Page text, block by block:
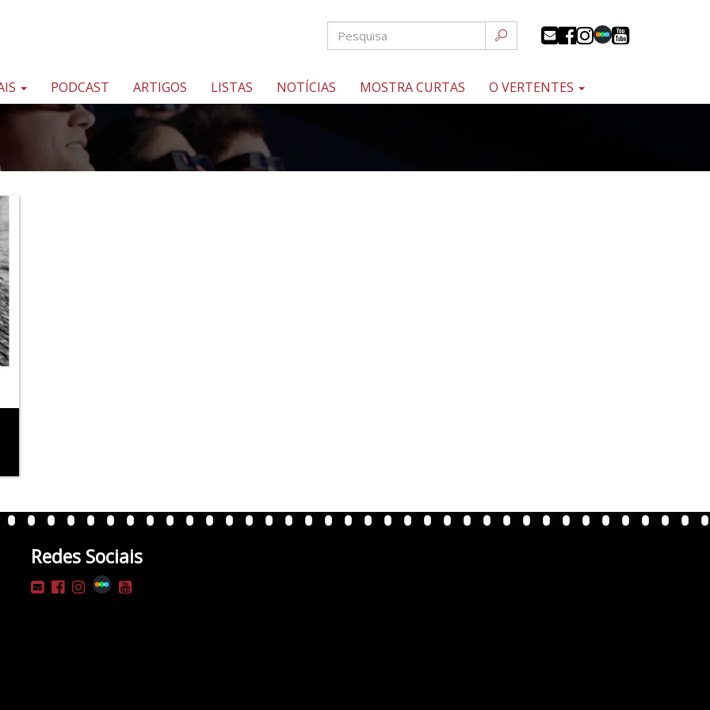
PODCAST ARTIGOS LISTAS NOTÍCIAS MOSTRA CURTAS O VERTENTES
Redes Sociais